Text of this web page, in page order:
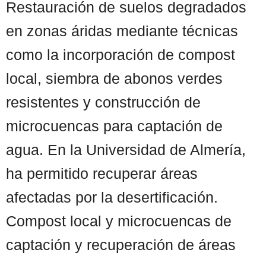
Restauración de suelos degradados
en zonas áridas mediante técnicas
como la incorporación de compost
local, siembra de abonos verdes
resistentes y construcción de
microcuencas para captación de
agua. En la Universidad de Almería,
ha permitido recuperar áreas
afectadas por la desertificación.
Compost local y microcuencas de
captación y recuperación de áreas